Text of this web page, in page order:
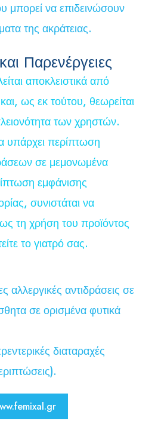
μπορεί να επιδεινώσουν
της ακράτειας.
Παρενέργειες
αποκλειστικά από
ως εκ τούτου, θεωρείται
των χρηστών.
υπάρχει περίπτωση
σε μεμονωμένα
εμφάνισης
συνιστάται να
τη χρήση του προϊόντος
το γιατρό σας.
αλλεργικές αντιδράσεις σε
σε ορισμένα φυτικά
διαταραχές